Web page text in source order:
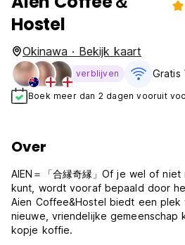
Hostel
Okinawa · Bekijk kaart
verblijven Gratis
Boek meer dan 2 dagen vooruit
Over
AIEN＝「合縁奇縁」Of je wel of
kunt, wordt vooraf bepaald door
Aien Coffee&Hostel biedt een plek
nieuwe, vriendelijke gemeenschap
kopje koffie.